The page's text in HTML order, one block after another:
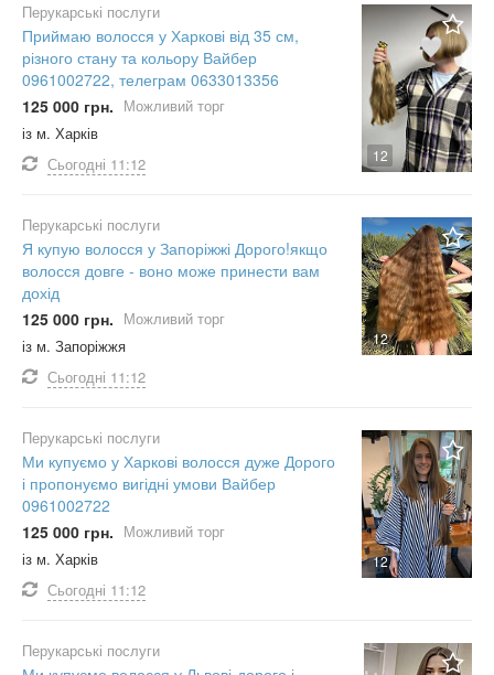
12
Перукарські послуги
Приймаю волосся у Харкові від 35 см,
різного стану та кольору Вайбер
0961002722, телеграм 0633013356
125 000 грн. Можливий торг
із м. Харків
Сьогодні 11:12
12
Перукарські послуги
Я купую волосся у Запоріжжі Дорого!якщо
волосся довге - воно може принести вам
дохід
125 000 грн. Можливий торг
із м. Запоріжжя
Сьогодні 11:12
12
Перукарські послуги
Ми купуємо у Харкові волосся дуже Дорого
і пропонуємо вигідні умови Вайбер
0961002722
125 000 грн. Можливий торг
із м. Харків
Сьогодні 11:12
Перукарські послуги